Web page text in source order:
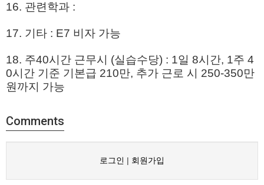
16. 관련학과 :
17. 기타 : E7 비자 가능
18. 주40시간 근무시 (실습수당) : 1일 8시간, 1주 4
0시간 기준 기본급 210만, 추가 근로 시 250-350만
원까지 가능
Comments
로그인 | 회원가입